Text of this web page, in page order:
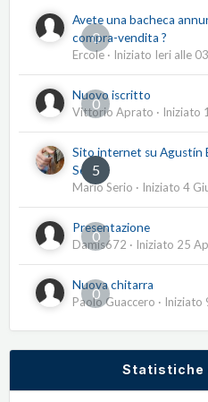
0
Avete una bacheca
compra-vendita ?
Ercole · Iniziato Ieri alle
0
Nuovo iscritto
Vittorio Aprato · Iniziato
5
Sito internet su Agustín
Serio
Mario Serio · Iniziato 4
0
Presentazione
Damis672 · Iniziato 25
0
Nuova chitarra
Paolo Guaccero · Iniziato
Statistiche